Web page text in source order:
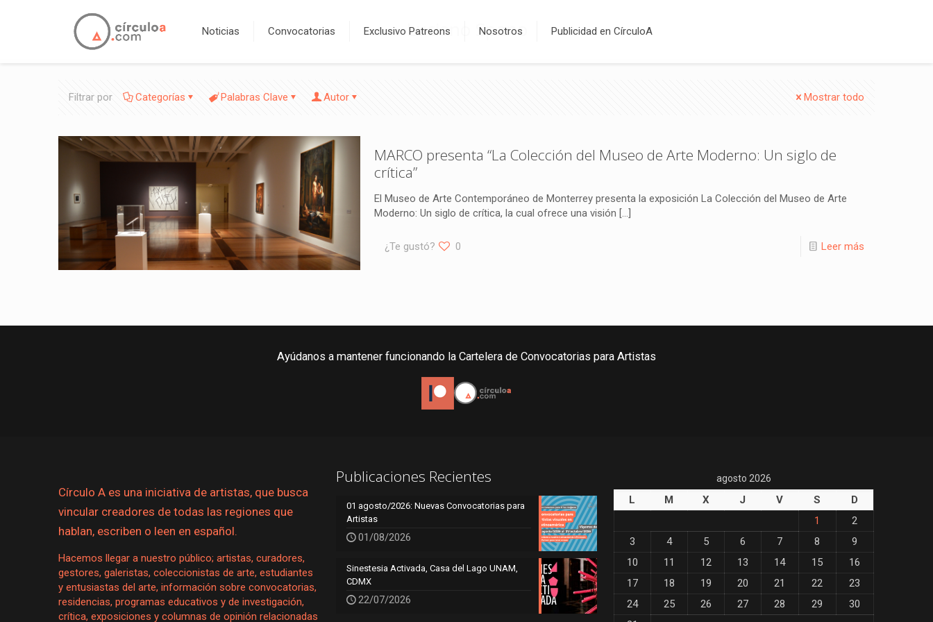
Noticias Convocatorias Exclusivo Patreons Nosotros Publicidad en CírculoA
Luciano Spano
Filtrar por Categorías Palabras Clave Autor Mostrar todo
MARCO presenta “La Colección del Museo de Arte Moderno: Un siglo de
crítica”
El Museo de Arte Contemporáneo de Monterrey presenta la exposición La Colección del Museo de Arte
Moderno: Un siglo de crítica, la cual ofrece una visión […]
¿Te gustó? 0 Leer más
Ayúdanos a mantener funcionando la Cartelera de Convocatorias para Artistas
Círculo A es una iniciativa de artistas, que busca
vincular creadores de todas las regiones que
hablan, escriben o leen en español.
Hacemos llegar a nuestro público; artistas, curadores,
gestores, galeristas, coleccionistas de arte, estudiantes
y entusiastas del arte, información sobre convocatorias,
residencias, programas educativos y de investigación,
crítica, exposiciones y columnas de opinión relacionadas
Publicaciones Recientes
01 agosto/2026: Nuevas Convocatorias para
Artistas
01/08/2026
Sinestesia Activada, Casa del Lago UNAM,
CDMX
22/07/2026
agosto 2026
L M X J V S
D
1
2
3
4 5 6 7 8
9
10
11 12 13 14 15
16
17
18 19 20 21 22
23
24
25 26 27 28 29
30